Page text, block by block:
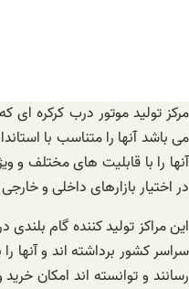
مرکز تولید موتور درب کرکره ای
می باشد آنها را متناسب با
آنها را با قابلیت های مختلف و
در اختیار بازارهای داخلی و
این مراکز تولید کننده گام
سراسر کشور برداشته اند و
رسانند و توانسته اند امکان